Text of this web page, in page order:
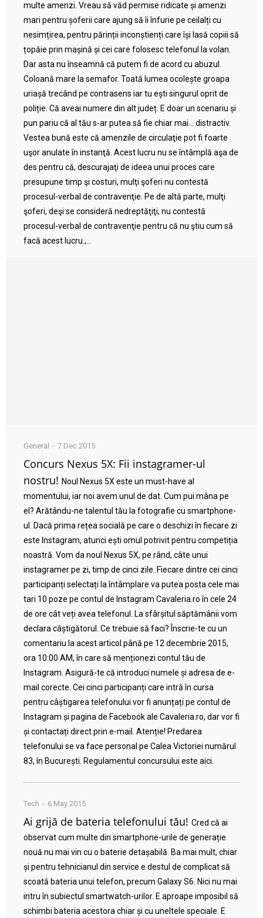
multe amenzi. Vreau să văd permise ridicate și amenzi
mari pentru șoferii care ajung să îi înfurie pe ceilalți cu
nesimțirea, pentru părinții inconștienți care își lasă copiii să
țopăie prin mașină și cei care folosesc telefonul la volan.
Dar asta nu înseamnă că putem fi de acord cu abuzul.
Coloană mare la semafor. Toată lumea ocolește groapa
uriașă trecând pe contrasens iar tu ești singurul oprit de
poliție. Că aveai numere din alt județ. E doar un scenariu și
pun pariu că al tău s-ar putea să fie chiar mai… distractiv.
Vestea bună este că amenzile de circulaţie pot fi foarte
uşor anulate în instanţă. Acest lucru nu se întâmplă aşa de
des pentru că, descurajaţi de ideea unui proces care
presupune timp şi costuri, mulţi şoferi nu contestă
procesul-verbal de contravenţie. Pe de altă parte, mulţi
şoferi, deşi se consideră nedreptăţiţi, nu contestă
procesul-verbal de contravenţie pentru că nu ştiu cum să
facă acest lucru.,...
General 7 Dec 2015
Concurs Nexus 5X: Fii instagramer-ul
nostru! Noul Nexus 5X este un must-have al
momentului, iar noi avem unul de dat. Cum pui mâna pe
el? Arătându-ne talentul tău la fotografie cu smartphone-
ul. Dacă prima rețea socială pe care o deschizi în fiecare zi
este Instagram, atunci ești omul potrivit pentru competiția
noastră. Vom da noul Nexus 5X, pe rând, câte unui
instagramer pe zi, timp de cinci zile. Fiecare dintre cei cinci
participanți selectați la întâmplare va putea posta cele mai
tari 10 poze pe contul de Instagram Cavaleria.ro în cele 24
de ore cât veți avea telefonul. La sfârșitul săptămânii vom
declara câștigătorul. Ce trebuie să faci? Înscrie-te cu un
comentariu la acest articol până pe 12 decembrie 2015,
ora 10:00 AM, în care să menționezi contul tău de
Instagram. Asigură-te că introduci numele și adresa de e-
mail corecte. Cei cinci participanți care intră în cursa
pentru câștigarea telefonului vor fi anunțați pe contul de
Instagram și pagina de Facebook ale Cavaleria.ro, dar vor fi
și contactați direct prin e-mail. Atenție! Predarea
telefonului se va face personal pe Calea Victoriei numărul
83, în București. Regulamentul concursului este aici.
Tech 6 May 2015
Ai grijă de bateria telefonului tău! Cred că ai
observat cum multe din smartphone-urile de generație
nouă nu mai vin cu o baterie detașabilă. Ba mai mult, chiar
și pentru tehnicianul din service e destul de complicat să
scoată bateria unui telefon, precum Galaxy S6. Nici nu mai
intru în subiectul smartwatch-urilor. E aproape imposibil să
schimbi bateria acestora chiar și cu uneltele speciale. E